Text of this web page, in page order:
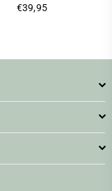
Standaarprijs
€39,95